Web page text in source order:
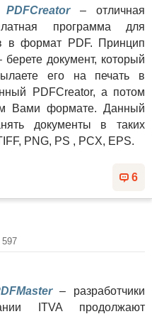
– отличная
программа для
в формат PDF. Принцип
документ, который
его на печать в
PDFCreator, а потом
Вами формате. Данный
документы в таких
PNG, PS , PCX, EPS.
6
597
– разработчики
ITVA продолжают